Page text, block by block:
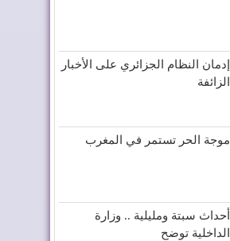
إدمان النظام الجزائري على الأخبار
الزائفة
موجة الحر تستمر في المغرب
أحداث سبتة ومليلية .. وزارة
الداخلية توضح